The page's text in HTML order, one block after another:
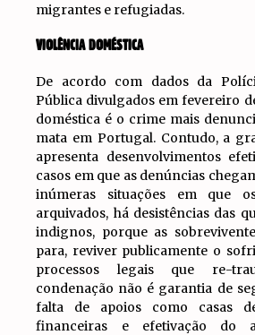
migrantes e refugiadas.
VIOLÊNCIA DOMÉSTICA
De acordo com dados da
Pública divulgados em fevereiro
doméstica é o crime mais
mata em Portugal. Contudo, a
apresenta desenvolvimentos
casos em que as denúncias
inúmeras situações em que
arquivados, há desistências das
indignos, porque as
para, reviver publicamente o
processos legais que re-
condenação não é garantia de
falta de apoios como casas
financeiras e efetivação do